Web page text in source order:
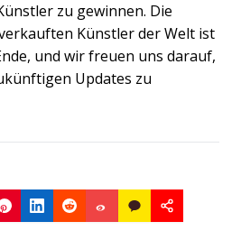
zu gewinnen. Die
Künstler der Welt ist
und wir freuen uns darauf,
Updates zu